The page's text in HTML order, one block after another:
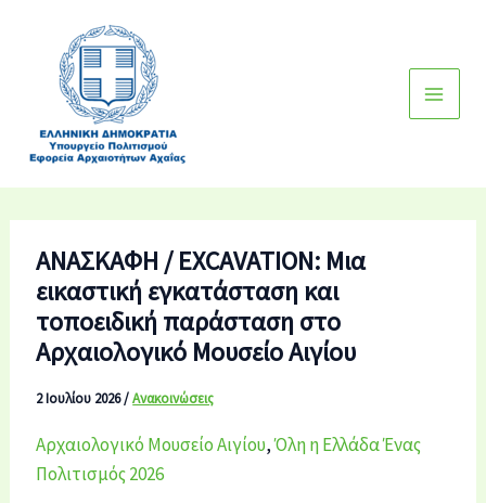
περιεχόμενο
ΑΝΑΣΚΑΦΗ / EXCAVATION: Μια
εικαστική εγκατάσταση και
τοποειδική παράσταση στο
Αρχαιολογικό Μουσείο Αιγίου
2 Ιουλίου 2026/Ανακοινώσεις
Αρχαιολογικό Μουσείο Αιγίου,Όλη η Ελλάδα Ένας
Πολιτισμός 2026